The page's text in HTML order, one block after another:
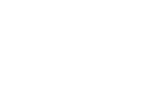
wie man Marktteilnehmer
kann und dabei
externen Softwarelösungen
Transparenz der
und lässt uns bestehende
digitale Entwicklung sehr